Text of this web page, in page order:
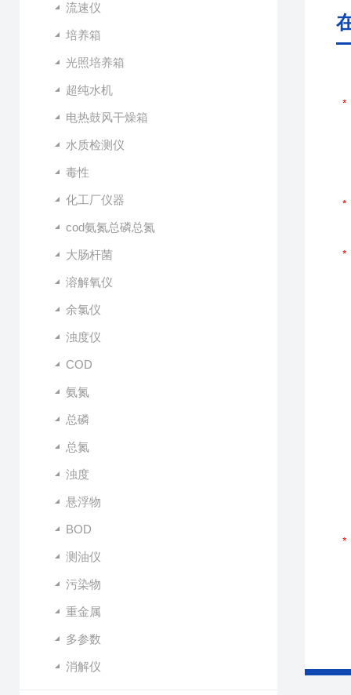
流速仪
培养箱
光照培养箱
超纯水机
电热鼓风干燥箱
水质检测仪
毒性
化工厂仪器
cod氨氮总磷总氮
大肠杆菌
溶解氧仪
余氯仪
浊度仪
COD
氨氮
总磷
总氮
浊度
悬浮物
BOD
测油仪
污染物
重金属
多参数
消解仪